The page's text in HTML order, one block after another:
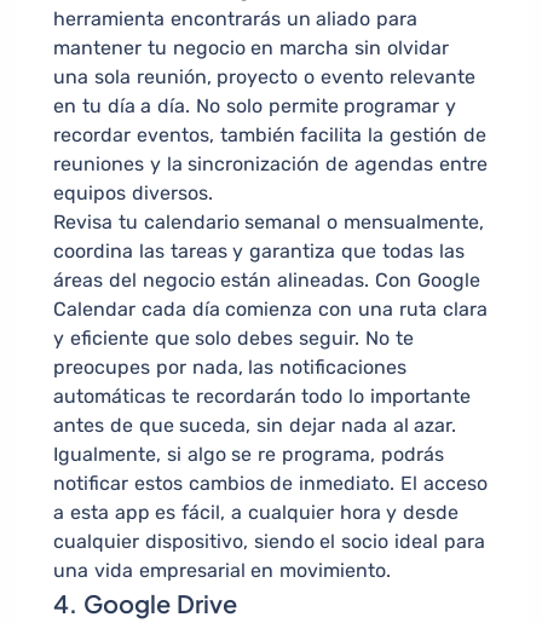
herramienta encontrarás un aliado para
mantener tu negocio en marcha sin olvidar
una sola reunión, proyecto o evento relevante
en tu día a día. No solo permite programar y
recordar eventos, también facilita la gestión de
reuniones y la sincronización de agendas entre
equipos diversos.
Revisa tu calendario semanal o mensualmente,
coordina las tareas y garantiza que todas las
áreas del negocio están alineadas. Con Google
Calendar cada día comienza con una ruta clara
y eficiente que solo debes seguir. No te
preocupes por nada, las notificaciones
automáticas te recordarán todo lo importante
antes de que suceda, sin dejar nada al azar.
Igualmente, si algo se re programa, podrás
notificar estos cambios de inmediato. El acceso
a esta app es fácil, a cualquier hora y desde
cualquier dispositivo, siendo el socio ideal para
una vida empresarial en movimiento.
4. Google Drive